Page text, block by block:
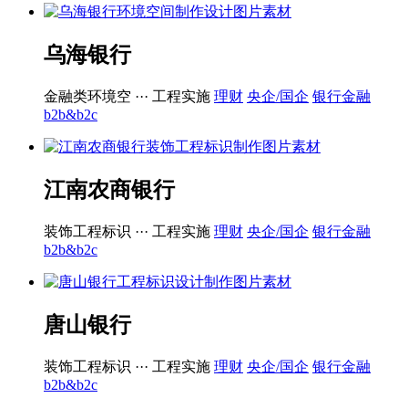
乌海银行
金融类环境空 ··· 工程实施 理财 央企/国企 银行金融
b2b&b2c
江南农商银行
装饰工程标识 ··· 工程实施 理财 央企/国企 银行金融
b2b&b2c
唐山银行
装饰工程标识 ··· 工程实施 理财 央企/国企 银行金融
b2b&b2c